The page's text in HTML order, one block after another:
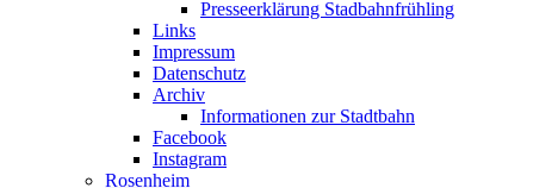
Presseerklärung Stadbahnfrühling
Links
Impressum
Datenschutz
Archiv
Informationen zur Stadtbahn
Facebook
Instagram
Rosenheim